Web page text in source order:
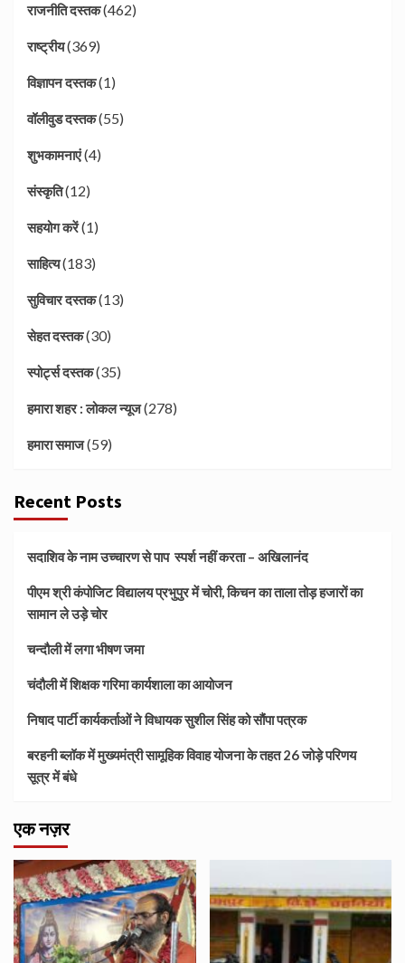
राजनीति दस्तक(462)
राष्ट्रीय(369)
विज्ञापन दस्तक(1)
वॉलीवुड दस्तक(55)
शुभकामनाएं(4)
संस्कृति(12)
सहयोग करें(1)
साहित्य(183)
सुविचार दस्तक(13)
सेहत दस्तक(30)
स्पोर्ट्स दस्तक(35)
हमारा शहर : लोकल न्यूज(278)
हमारा समाज(59)
Recent Posts
सदाशिव के नाम उच्चारण से पाप स्पर्श नहीं करता – अखिलानंद
पीएम श्री कंपोजिट विद्यालय प्रभुपुर में चोरी, किचन का ताला तोड़ हजारों का
सामान ले उड़े चोर
चन्दौली में लगा भीषण जमा
चंदौली में शिक्षक गरिमा कार्यशाला का आयोजन
निषाद पार्टी कार्यकर्ताओं ने विधायक सुशील सिंह को सौंपा पत्रक
बरहनी ब्लॉक में मुख्यमंत्री सामूहिक विवाह योजना के तहत 26 जोड़े परिणय
सूत्र में बंधे
एक नज़र